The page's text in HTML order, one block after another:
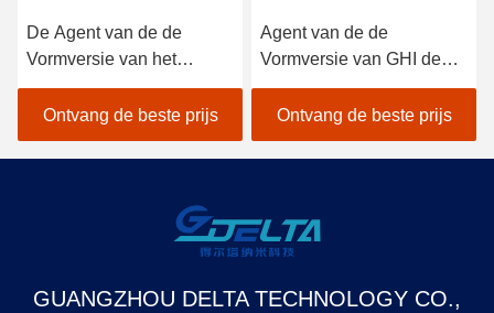
De Agent van de de
Vormversie van het
elastomeerpolyurethaan
Continuously
Ontvang de beste prijs
Agent van de de
Vormversie van GHI de
Geurloze Externe Op
basis van water
Ontvang de beste prijs
GUANGZHOU DELTA TECHNOLOGY CO.,